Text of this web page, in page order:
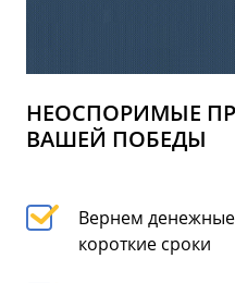
НЕОСПОРИМЫЕ
ВАШЕЙ ПОБЕДЫ
Вернем
короткие сроки